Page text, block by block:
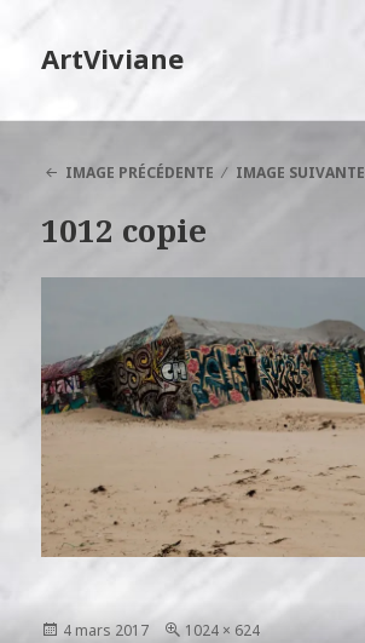
ArtViviane
IMAGE PRÉCÉDENTE
IMAGE SUIVANTE
1012 copie
Publié
4 mars 2017
Taille
1024 × 624